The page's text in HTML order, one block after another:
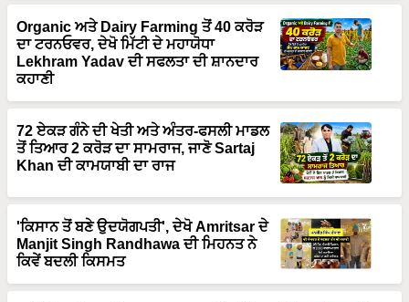
Organic ਅਤੇ Dairy Farming ਤੋਂ 40 ਕਰੋੜ
ਦਾ ਟਰਨਓਵਰ, ਦੇਖੋ ਮਿੱਟੀ ਦੇ ਮਹਾਯੋਧਾ
Lekhram Yadav ਦੀ ਸਫਲਤਾ ਦੀ ਸ਼ਾਨਦਾਰ
ਕਹਾਣੀ
72 ਏਕੜ ਗੰਨੇ ਦੀ ਖੇਤੀ ਅਤੇ ਅੰਤਰ-ਫਸਲੀ ਮਾਡਲ
ਤੋਂ ਤਿਆਰ 2 ਕਰੋੜ ਦਾ ਸਾਮਰਾਜ, ਜਾਣੋ Sartaj
Khan ਦੀ ਕਾਮਯਾਬੀ ਦਾ ਰਾਜ
'ਕਿਸਾਨ ਤੋਂ ਬਣੇ ਉਦਯੋਗਪਤੀ', ਦੇਖੋ Amritsar ਦੇ
Manjit Singh Randhawa ਦੀ ਮਿਹਨਤ ਨੇ
ਕਿਵੇਂ ਬਦਲੀ ਕਿਸਮਤ